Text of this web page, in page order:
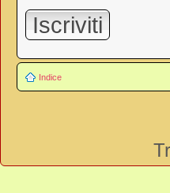
Iscriviti
Indice